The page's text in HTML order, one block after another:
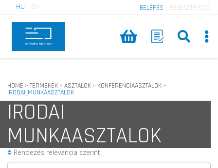
HU EN BELÉPÉS REGISZTRÁCIÓ
HOME > TERMEKEK > ASZTALOK > KONFERENCIAASZTALOK >
IRODAI_MUNKAASZTALOK
IRODAI
MUNKAASZTALOK
Rendezés relevancia szerint: